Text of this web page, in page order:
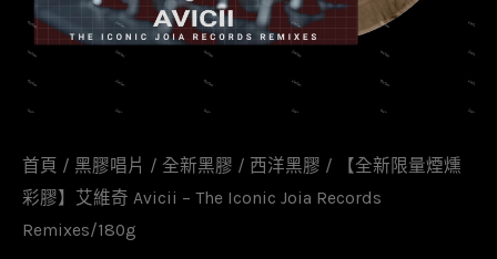
首頁 / 黑膠唱片 / 全新黑膠 / 西洋黑膠 / 【全新限量煙燻
彩膠】艾維奇 Avicii – The Iconic Joia Records
Remixes/180g